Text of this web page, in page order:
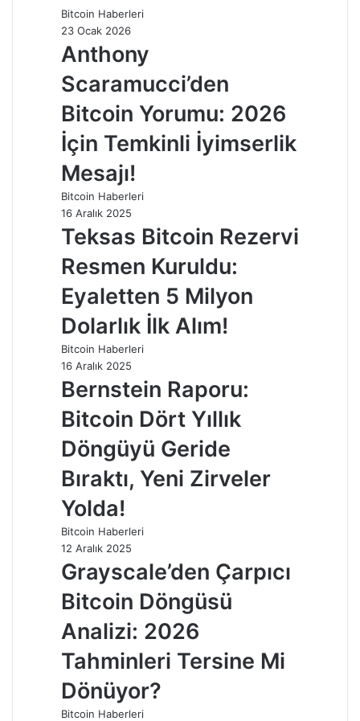
Bitcoin Haberleri
23 Ocak 2026
Anthony
Scaramucci’den
Bitcoin Yorumu: 2026
İçin Temkinli İyimserlik
Mesajı!
Bitcoin Haberleri
16 Aralık 2025
Teksas Bitcoin Rezervi
Resmen Kuruldu:
Eyaletten 5 Milyon
Dolarlık İlk Alım!
Bitcoin Haberleri
16 Aralık 2025
Bernstein Raporu:
Bitcoin Dört Yıllık
Döngüyü Geride
Bıraktı, Yeni Zirveler
Yolda!
Bitcoin Haberleri
12 Aralık 2025
Grayscale’den Çarpıcı
Bitcoin Döngüsü
Analizi: 2026
Tahminleri Tersine Mi
Dönüyor?
Bitcoin Haberleri